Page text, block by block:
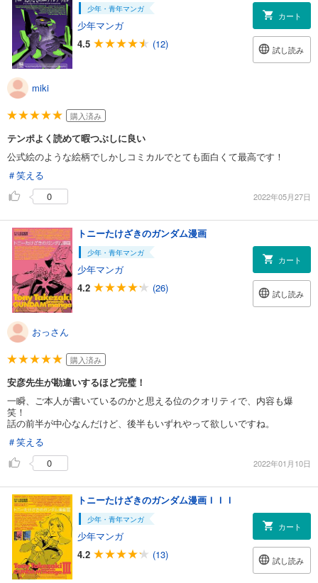
少年・青年マンガ
少年マンガ
4.5
(12)
カート
試し読み
miki
購入済み
テンポよく読めて暇つぶしに良い
公式絵のような絵柄でしかしコミカルでとても面白くて最高です！
＃笑える
0
2022年05月27日
トニーたけざきのガンダム漫画
少年・青年マンガ
少年マンガ
4.2
(26)
カート
試し読み
おっさん
購入済み
安彦先生が勘違いするほど完璧！
一瞬、ご本人が書いているのかと思える位のクオリティで、内容も爆
笑！
話の前半が中心なんだけど、後半もいずれやって欲しいですね。
＃笑える
0
2022年01月10日
トニーたけざきのガンダム漫画ＩＩＩ
少年・青年マンガ
少年マンガ
4.2
(13)
カート
試し読み